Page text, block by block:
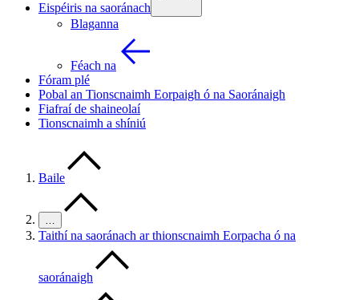
Eispéiris na saoránach
Blaganna
Féach na
Fóram plé
Pobal an Tionscnaimh Eorpaigh ó na Saoránaigh
Fiafraí de shaineolaí
Tionscnaimh a shíniú
Baile
…
Taithí na saoránach ar thionscnaimh Eorpacha ó na
saoránaigh